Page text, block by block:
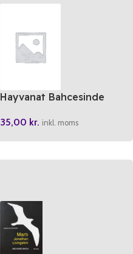
Hayvanat Bahcesinde
35,00 kr. inkl. moms